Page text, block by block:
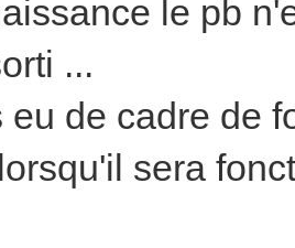
le pb
...
eu de cadre de
sera